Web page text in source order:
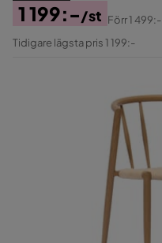
Pris
1 199:-/st
Original
Förr1 499:-
Tidigare lägsta pris 1 199:-